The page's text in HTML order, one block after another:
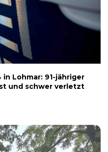
Lohmar: 91-jähriger
und schwer verletzt